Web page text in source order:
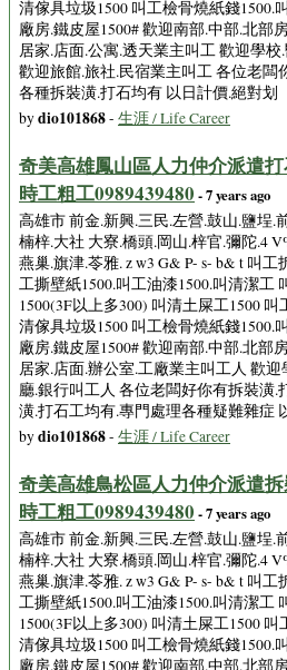
清傢具垃圾1500 叫工檢骨燒紙錢1500.
廠房.鐵皮屋1500# 歡迎南部.中部.北部
居家.店面.公寓.透天業主叫工 歡迎學
歡迎旅館.旅社.民宿業主叫工 各位老闆
各種拆裝潢.打石均有 以日計價.絕對划
bydio101868- 生涯 / Life Career
奇美高雄鳳山區人力仲介派遣
時工粗工0989439480 - 7 years ago
高雄市 前金.新興.三民.左營.鼓山.鹽埕.
楠梓.大社 大寮.橋頭.岡山.梓官.彌陀.4
燕巢.旗津.苓雅. z w3 G& P- s- b& t 叫工
工撕壁紙1500.叫工油漆1500.叫清潔工
1500(3F以上多300) 叫清土屎工1500
清傢具垃圾1500 叫工檢骨燒紙錢1500.
廠房.鐵皮屋1500# 歡迎南部.中部.北部
居家.店面.辦公室.工廠業主叫工人 歡
廳.銀行叫工人 各位老闆好你有拆裝潢.
潢.打石工均有.專門處理各種疑難雜症
bydio101868- 生涯 / Life Career
奇美高雄鳥松區人力仲介派遣
時工粗工0989439480 - 7 years ago
高雄市 前金.新興.三民.左營.鼓山.鹽埕.
楠梓.大社 大寮.橋頭.岡山.梓官.彌陀.4
燕巢.旗津.苓雅. z w3 G& P- s- b& t 叫工
工撕壁紙1500.叫工油漆1500.叫清潔工
1500(3F以上多300) 叫清土屎工1500
清傢具垃圾1500 叫工檢骨燒紙錢1500.
廠房.鐵皮屋1500# 歡迎南部.中部.北部